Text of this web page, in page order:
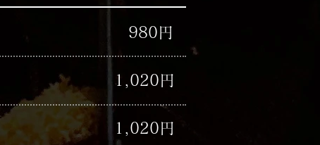
​980円
​1,020円
​1,020円